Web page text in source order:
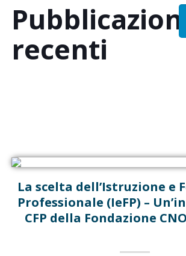
Pubblicazioni
recenti
La scelta dell’Istruzione e
Professionale (IeFP) –
CFP della Fondazione